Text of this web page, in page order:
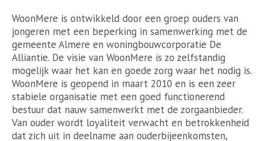
WoonMere is ontwikkeld door een groep ouders van
jongeren met een beperking in samenwerking met de
gemeente Almere en woningbouwcorporatie De
Alliantie. De visie van WoonMere is zo zelfstandig
mogelijk waar het kan en goede zorg waar het nodig is.
WoonMere is geopend in maart 2010 en is een zeer
stabiele organisatie met een goed functionerend
bestuur dat nauw samenwerkt met de zorgaanbieder.
Van ouder wordt loyaliteit verwacht en betrokkenheid
dat zich uit in deelname aan ouderbijeenkomsten,